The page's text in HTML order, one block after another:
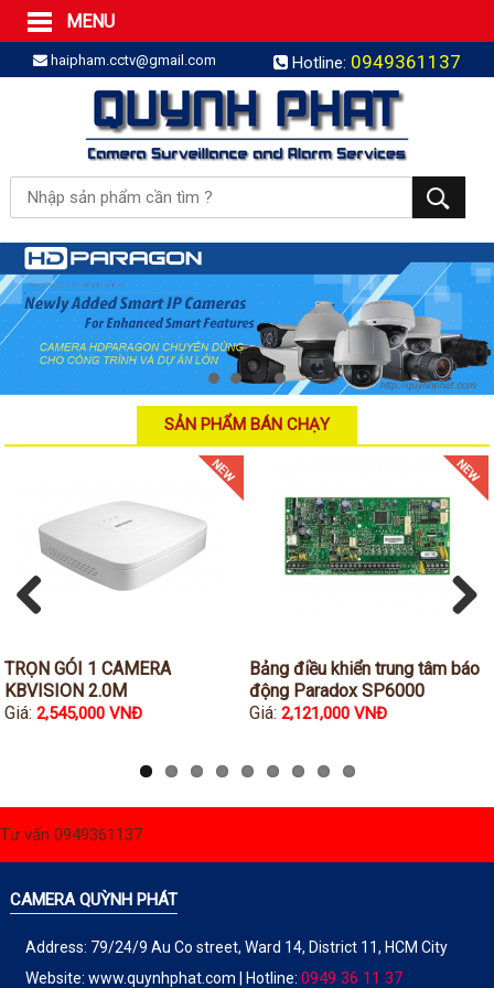
MENU
Trang Chủ
Sản phẩm
SẢN PHẨM TRỌN GÓI
LẮP BÁO TRỘM TRỌN GÓI
LẮP CAMERA TRỌN GÓI
Camera IP
Camera IP KBVISION
Camera IP HIKVISION
Camera IP Dahua
Camera IP Visionhitech
Đầu ghi IP KBVISION
Đầu ghi IP HDParagon
Đầu ghi IP Dahua
Camera Analog
Camera HIKVISION
Camera Visionhitech
Camera KBVISION
Đầu ghi Analog
Đầu ghi HDParagon
Đầu ghi HIKVISION
haipham.cctv@gmail.com Hotline: 0949361137
SẢN PHẨM BÁN CHẠY
TRỌN GÓI 1 CAMERA
KBVISION 2.0M
Giá:2,545,000 VNĐ
Bảng điều khiển trung tâm báo
động Paradox SP6000
Giá:2,121,000 VNĐ
Tư vấn 0949361137
CAMERA QUỲNH PHÁT
Address: 79/24/9 Au Co street, Ward 14, District 11, HCM City
Website: www.quynhphat.com | Hotline: 0949 36 11 37